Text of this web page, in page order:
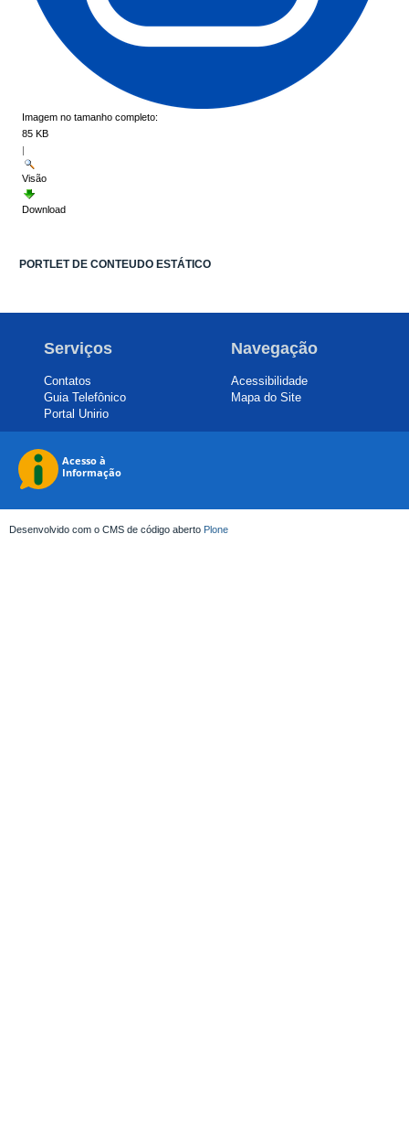
Imagem no tamanho completo:
85 KB
|
Visão
Download
PORTLET DE CONTEUDO ESTÁTICO
Serviços
Contatos
Guia Telefônico
Portal Unirio
Navegação
Acessibilidade
Mapa do Site
Desenvolvido com o CMS de código aberto Plone